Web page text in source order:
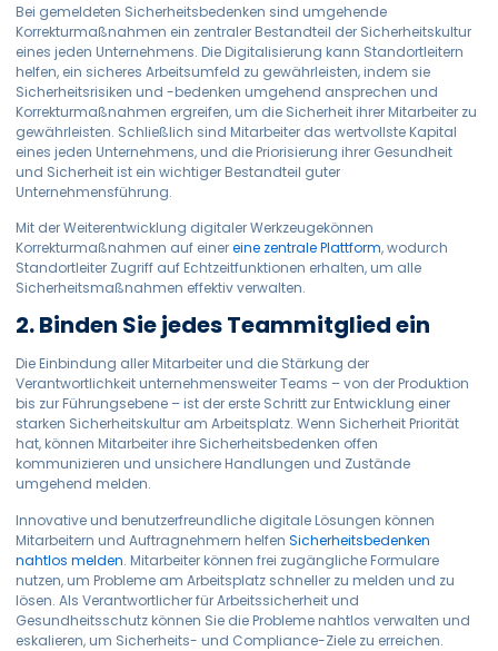
Bei gemeldeten Sicherheitsbedenken sind umgehende
Korrekturmaßnahmen ein zentraler Bestandteil der Sicherheitskultur
eines jeden Unternehmens. Die Digitalisierung kann Standortleitern
helfen, ein sicheres Arbeitsumfeld zu gewährleisten, indem sie
Sicherheitsrisiken und -bedenken umgehend ansprechen und
Korrekturmaßnahmen ergreifen, um die Sicherheit ihrer Mitarbeiter zu
gewährleisten. Schließlich sind Mitarbeiter das wertvollste Kapital
eines jeden Unternehmens, und die Priorisierung ihrer Gesundheit
und Sicherheit ist ein wichtiger Bestandteil guter
Unternehmensführung.
Mit der Weiterentwicklung digitaler Werkzeugekönnen
Korrekturmaßnahmen auf einereine zentrale Plattform, wodurch
Standortleiter Zugriff auf Echtzeitfunktionen erhalten, um alle
Sicherheitsmaßnahmen effektiv verwalten.
2. Binden Sie jedes Teammitglied ein
Die Einbindung aller Mitarbeiter und die Stärkung der
Verantwortlichkeit unternehmensweiter Teams – von der Produktion
bis zur Führungsebene – ist der erste Schritt zur Entwicklung einer
starken Sicherheitskultur am Arbeitsplatz. Wenn Sicherheit Priorität
hat, können Mitarbeiter ihre Sicherheitsbedenken offen
kommunizieren und unsichere Handlungen und Zustände
umgehend melden.
Innovative und benutzerfreundliche digitale Lösungen können
Mitarbeitern und Auftragnehmern helfenSicherheitsbedenken
nahtlos melden.Mitarbeiter können frei zugängliche Formulare
nutzen, um Probleme am Arbeitsplatz schneller zu melden und zu
lösen. Als Verantwortlicher für Arbeitssicherheit und
Gesundheitsschutz können Sie die Probleme nahtlos verwalten und
eskalieren, um Sicherheits- und Compliance-Ziele zu erreichen.